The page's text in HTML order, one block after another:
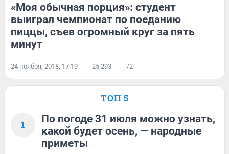
«Моя обычная порция»: студент
выиграл чемпионат по поеданию
пиццы, съев огромный круг за пять
минут
24 ноября, 2018, 17:19 25 293 72
ТОП 5
1
По погоде 31 июля можно узнать,
какой будет осень, — народные
приметы